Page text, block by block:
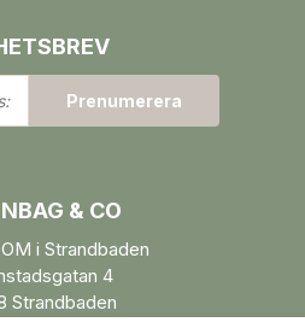
Prenumerera
& CO
i Strandbaden
4
Strandbaden